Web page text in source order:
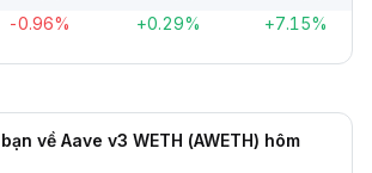
-0.96% +0.29% +7.15%
về Aave v3 WETH (AWETH) hôm